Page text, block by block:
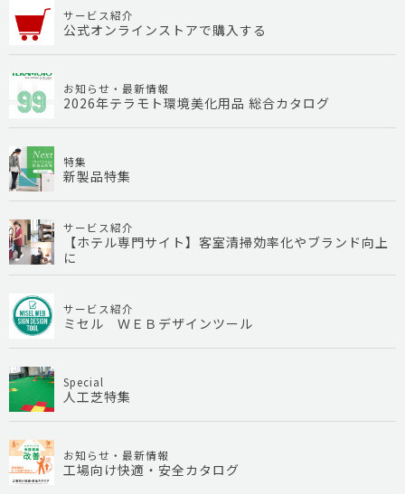
サービス紹介
公式オンラインストアで購入する
お知らせ・最新情報
2026年テラモト環境美化用品 総合カタログ
特集
新製品特集
サービス紹介
【ホテル専門サイト】客室清掃効率化やブランド向上
に
サービス紹介
ミセル ＷＥＢデザインツール
Special
人工芝特集
お知らせ・最新情報
工場向け快適・安全カタログ